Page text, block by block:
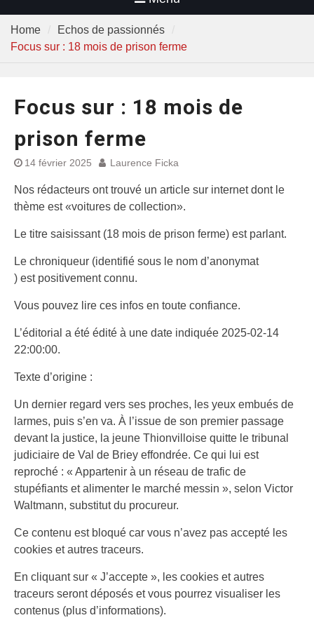
Home
Echos de passionnés
Focus sur : 18 mois de prison ferme
Focus sur : 18 mois de
prison ferme
14 février 2025 Laurence Ficka
Nos rédacteurs ont trouvé un article sur internet dont le
thème est «voitures de collection».
Le titre saisissant (18 mois de prison ferme) est parlant.
Le chroniqueur (identifié sous le nom d’anonymat
) est positivement connu.
Vous pouvez lire ces infos en toute confiance.
L’éditorial a été édité à une date indiquée 2025-02-14
22:00:00.
Texte d’origine :
Un dernier regard vers ses proches, les yeux embués de
larmes, puis s’en va. À l’issue de son premier passage
devant la justice, la jeune Thionvilloise quitte le tribunal
judiciaire de Val de Briey effondrée. Ce qui lui est
reproché : « Appartenir à un réseau de trafic de
stupéfiants et alimenter le marché messin », selon Victor
Waltmann, substitut du procureur.
Ce contenu est bloqué car vous n’avez pas accepté les
cookies et autres traceurs.
En cliquant sur « J’accepte », les cookies et autres
traceurs seront déposés et vous pourrez visualiser les
contenus (plus d’informations).